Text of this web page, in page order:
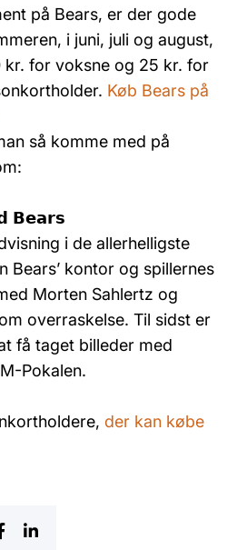
på Bears, er der gode
i juni, juli og august,
kr. for voksne og 25 kr. for
Køb Bears på
så komme med på
𝗕𝗲𝗮𝗿𝘀
i de allerhelligste
Bears’ kontor og spillernes
Morten Sahlertz og
overraskelse. Til sidst er
få taget billeder med
Pokalen.
der kan købe